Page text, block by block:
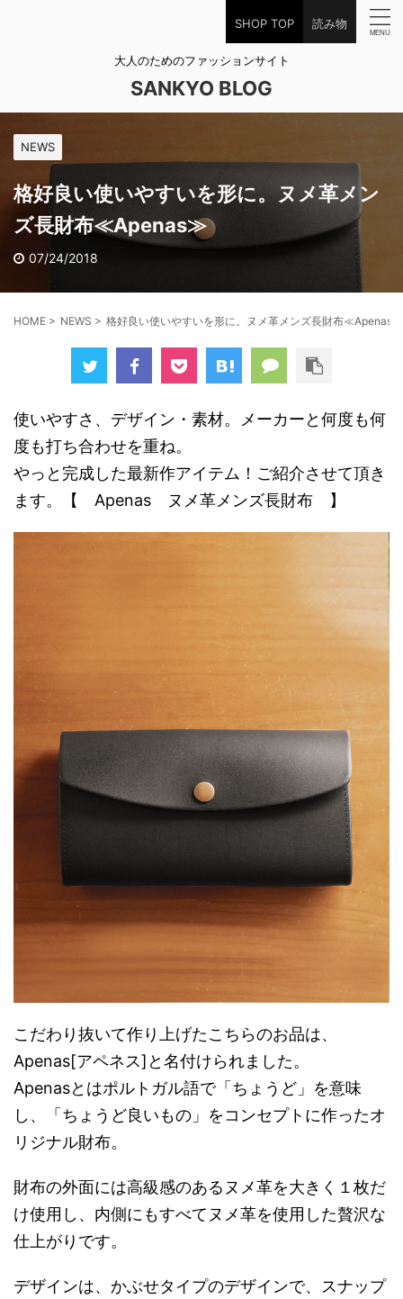
SHOP TOP 読み物
大人のためのファッションサイト
SANKYO BLOG
NEWS
格好良い使いやすいを形に。ヌメ革メン
ズ長財布≪Apenas≫
07/24/2018
HOME > NEWS > 格好良い使いやすいを形に。ヌメ革メンズ長財布≪Apenas≫
使いやすさ、デザイン・素材。メーカーと何度も何
度も打ち合わせを重ね。
やっと完成した最新作アイテム！ご紹介させて頂き
ます。【 Apenas ヌメ革メンズ長財布 】
こだわり抜いて作り上げたこちらのお品は、
Apenas[アペネス]と名付けられました。
Apenasとはポルトガル語で「ちょうど」を意味
し、「ちょうど良いもの」をコンセプトに作ったオ
リジナル財布。
財布の外面には高級感のあるヌメ革を大きく１枚だ
け使用し、内側にもすべてヌメ革を使用した贅沢な
仕上がりです。
デザインは、かぶせタイプのデザインで、スナップ